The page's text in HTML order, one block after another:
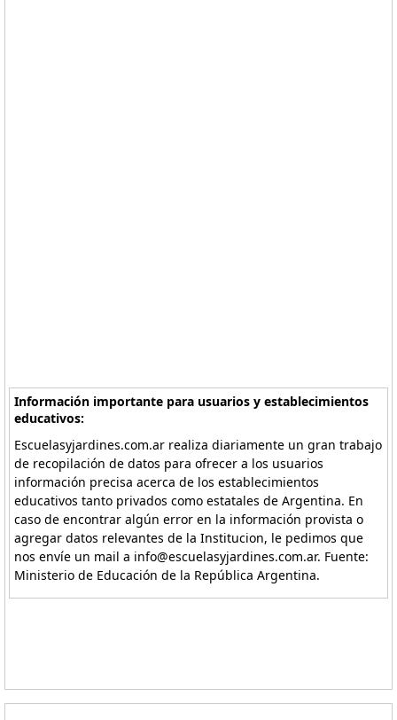
Información importante para usuarios y establecimientos
educativos:
Escuelasyjardines.com.ar realiza diariamente un gran trabajo
de recopilación de datos para ofrecer a los usuarios
información precisa acerca de los establecimientos
educativos tanto privados como estatales de Argentina. En
caso de encontrar algún error en la información provista o
agregar datos relevantes de la Institucion, le pedimos que
nos envíe un mail a info@escuelasyjardines.com.ar. Fuente:
Ministerio de Educación de la República Argentina.